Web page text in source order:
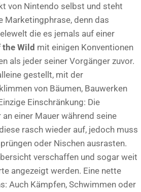
von Nintendo selbst und steht
Marketingphrase, denn das
die es jemals auf einer
the Wild mit einigen Konventionen
als jeder seiner Vorgänger zuvor.
gestellt, mit der
von Bäumen, Bauwerken
Einschränkung: Die
einer Mauer während seine
rasch wieder auf, jedoch muss
oder Nischen ausrasten.
verschaffen und sogar weit
angezeigt werden. Eine nette
Auch Kämpfen, Schwimmen oder